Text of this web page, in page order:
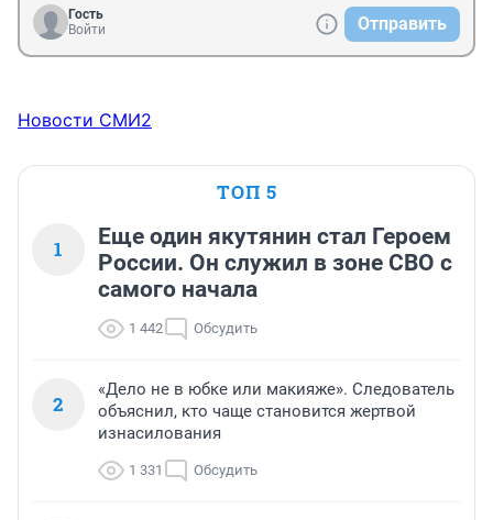
Гость
Войти
Отправить
Новости СМИ2
ТОП 5
1
Еще один якутянин стал Героем
России. Он служил в зоне СВО с
самого начала
1 442 Обсудить
2
«Дело не в юбке или макияже». Следователь
объяснил, кто чаще становится жертвой
изнасилования
1 331 Обсудить